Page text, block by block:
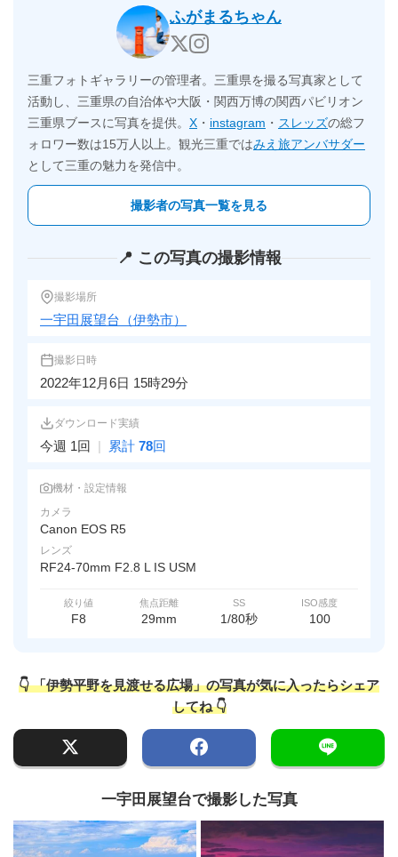
ふがまるちゃん
三重フォトギャラリーの管理者。三重県を撮る写真家として
活動し、三重県の自治体や大阪・関西万博の関西パビリオン
三重県ブースに写真を提供。 X ・ instagram ・ スレッズの総フ
ォロワー数は15万人以上。観光三重ではみえ旅アンバサダー
として三重の魅力を発信中。
撮影者の写真一覧を見る
📍 この写真の撮影情報
撮影場所
一宇田展望台（伊勢市）
撮影日時
2022年12月6日 15時29分
ダウンロード実績
今週 1回 | 累計 78回
機材・設定情報
カメラ
Canon EOS R5
レンズ
RF24-70mm F2.8 L IS USM
絞り値
F8
焦点距離
29mm
SS
1/80秒
ISO感度
100
👇 「伊勢平野を見渡せる広場」の写真が気に入ったらシェア
してね 👇
一宇田展望台で撮影した写真